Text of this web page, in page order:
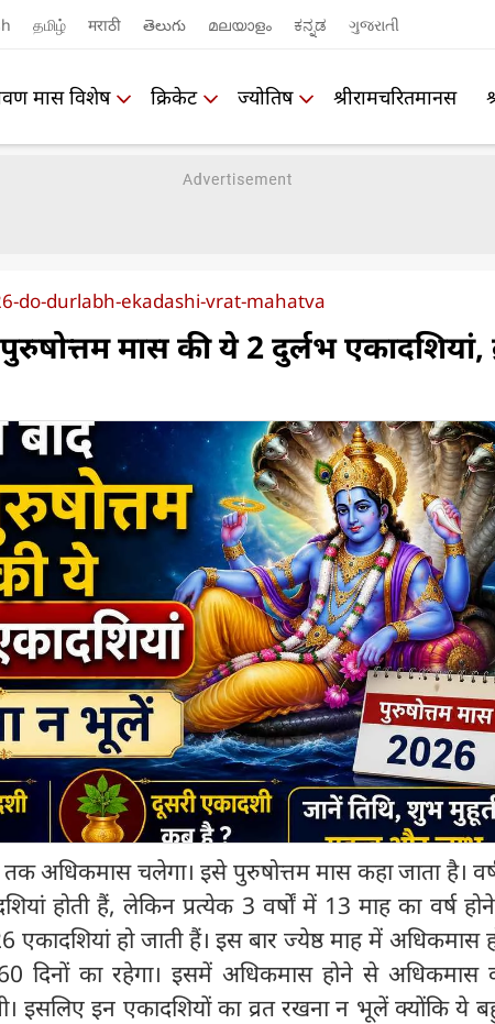
தமிழ் मराठी తెలుగు മലയാളം ಕನ್ನಡ ગુજરાતી
मास विशेष क्रिकेट ज्योतिष श्रीरामचरितमानस
do-durlabh-ekadashi-vrat-mahatva
मास की ये 2 दुर्लभ एकादशियां,
अधिकमास चलेगा। इसे पुरुषोत्तम मास कहा जाता है।
होती हैं, लेकिन प्रत्येक 3 वर्षों में 13 माह का वर्ष
हो जाती हैं। इस बार ज्येष्ठ माह में अधिकमास
दिनों का रहेगा। इसमें अधिकमास होने से अधिकमास
इसलिए इन एकादशियों का व्रत रखना न भूलें क्योंकि ये